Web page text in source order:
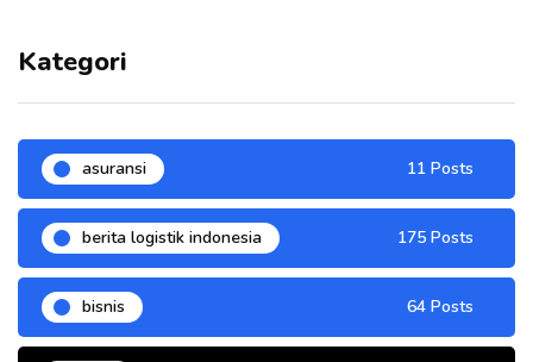
Kategori
asuransi 11 Posts
berita logistik indonesia 175 Posts
bisnis 64 Posts